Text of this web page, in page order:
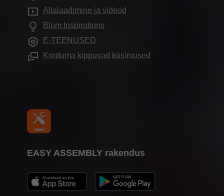
Kapilahendused
Täiendavad tooted
Paigaldus sabloonid
Korduma kippuvad küsimused
Koolitus
Ajakirjandus ja meedia
EASY ASSEMBLY rakendus
Allalaadimine ja videod
Blum Inspirations
E-TEENUSED
Korduma kippuvad küsimused